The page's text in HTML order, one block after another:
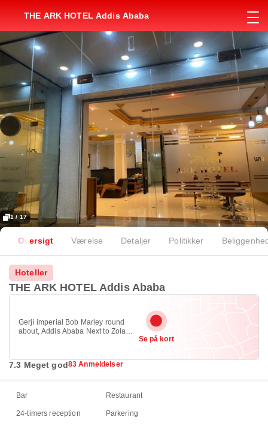
THE ARK HOTEL Addis Ababa
1 / 17
Oversigt Værelse Detaljer Politikker
Hoteller
THE ARK HOTEL Addis Ababa
Gerji imperial Bob Marley round
about, Addis Ababa Next to Zola
Se på kort
7.3 Meget god83 Anmeldelser
Bar Restaurant
24-timers reception Parkering